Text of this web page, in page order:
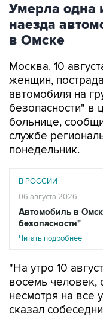
Умерла одна
наезда
в Омске
Москва. 10
женщин,
автомобиля на
безопасности" в
больнице,
службе
понедельник.
В РОССИИ
06 августа 2026
Автомобиль в
безопасности"
Читать подробнее
"На утро 10
восемь человек,
несмотря на все
сказал